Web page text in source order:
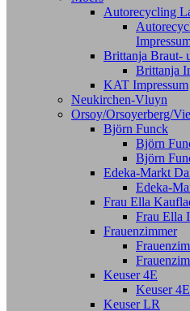
Autorecycling
Brittanja Braut-
Brittanja
KAT Impressum
Neukirchen-Vluyn
Orsoy/Orsoyerberg/
Björn Funck
Björn
Björn
Edeka-Markt
Edeka-
Frau Ella
Frau Ella
Frauenzimmer
Keuser 4E
Keuser
Keuser LR